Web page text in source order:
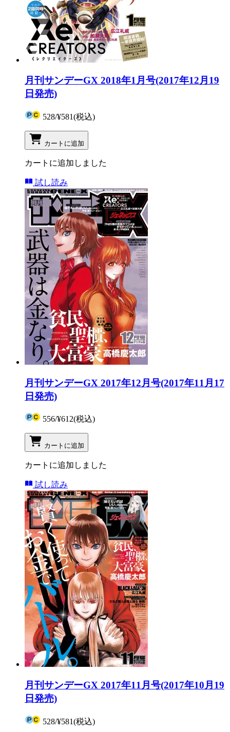
月刊サンデーGX 2018年1月号(2017年12月19
日発売)
528/¥581(税込)
カートに追加
カートに追加しました
試し読み
月刊サンデーGX 2017年12月号(2017年11月17
日発売)
556/¥612(税込)
カートに追加
カートに追加しました
試し読み
月刊サンデーGX 2017年11月号(2017年10月19
日発売)
528/¥581(税込)